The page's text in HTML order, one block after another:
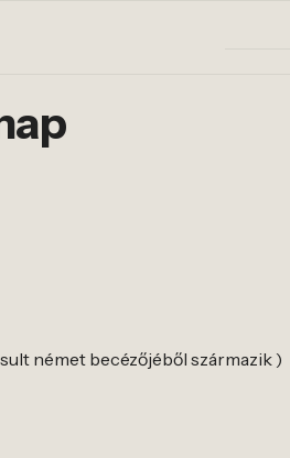
német becézőjéből származik )